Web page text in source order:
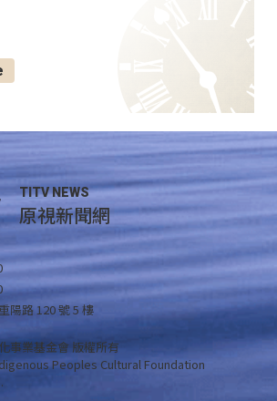
TITV NEWS
原視新聞網
陽路 120 號 5 樓
事業基金會 版權所有
Peoples Cultural Foundation